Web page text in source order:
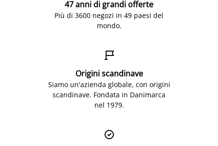
47 anni di grandi offerte
Più di 3600 negozi in 49 paesi del
mondo.

Origini scandinave
Siamo un'azienda globale, con origini
scandinave. Fondata in Danimarca
nel 1979.
